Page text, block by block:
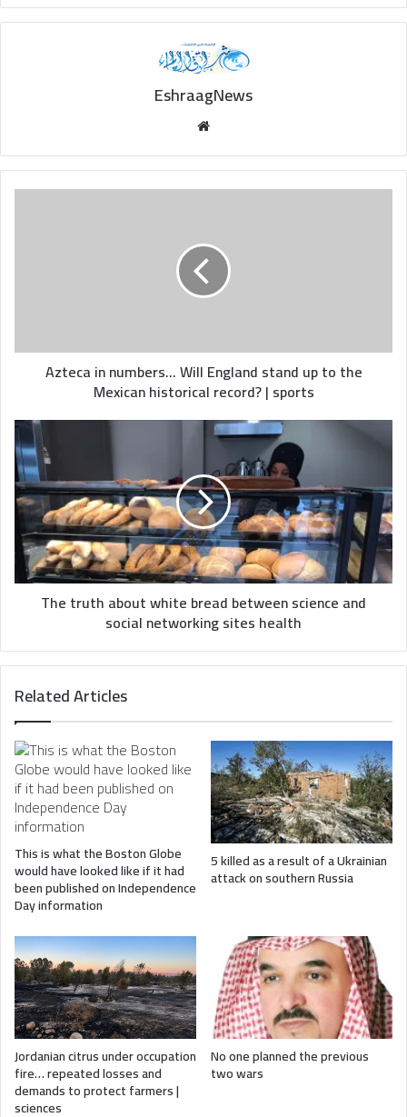
EshraagNews
Azteca
the
Mexican
|
sports
Azteca in numbers... Will England stand up to the
Mexican historical record? | sports
The
truth
about
white
bread
between
science
and
social
networking
The truth about white bread between science and
social networking sites health
Related Articles
This is what the Boston Globe
would have looked like if it had
been published on Independence
Day information
5 killed as a result of a Ukrainian
attack on southern Russia
Jordanian citrus under occupation
fire… repeated losses and
demands to protect farmers |
sciences
No one planned the previous
two wars